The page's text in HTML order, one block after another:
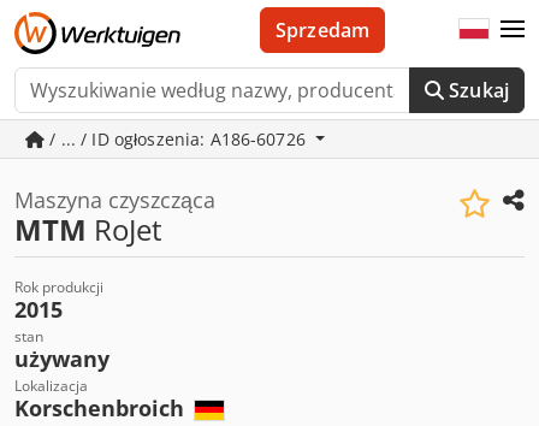
Szukaj
Sprzedam
/ ... / ID ogłoszenia: A186-60726
Maszyna czyszcząca
MTM RoJet
Rok produkcji
2015
stan
używany
Lokalizacja
Korschenbroich